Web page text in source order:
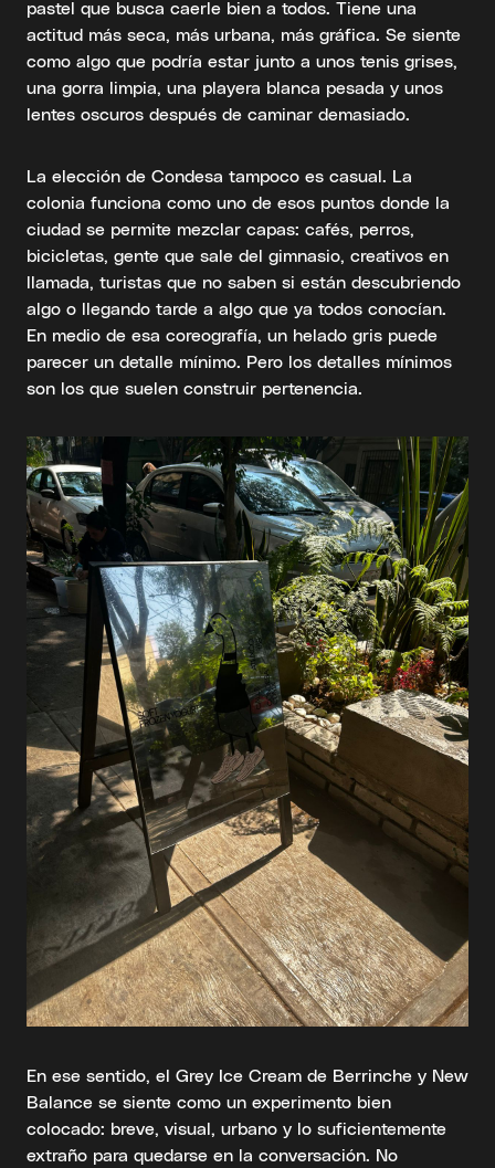
pastel que busca caerle bien a todos. Tiene una
actitud más seca, más urbana, más gráfica. Se siente
como algo que podría estar junto a unos tenis grises,
una gorra limpia, una playera blanca pesada y unos
lentes oscuros después de caminar demasiado.
La elección de Condesa tampoco es casual. La
colonia funciona como uno de esos puntos donde la
ciudad se permite mezclar capas: cafés, perros,
bicicletas, gente que sale del gimnasio, creativos en
llamada, turistas que no saben si están descubriendo
algo o llegando tarde a algo que ya todos conocían.
En medio de esa coreografía, un helado gris puede
parecer un detalle mínimo. Pero los detalles mínimos
son los que suelen construir pertenencia.
En ese sentido, el Grey Ice Cream de Berrinche y New
Balance se siente como un experimento bien
colocado: breve, visual, urbano y lo suficientemente
extraño para quedarse en la conversación. No